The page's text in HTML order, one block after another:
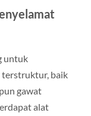
untuk
terstruktur, baik
gawat
alat